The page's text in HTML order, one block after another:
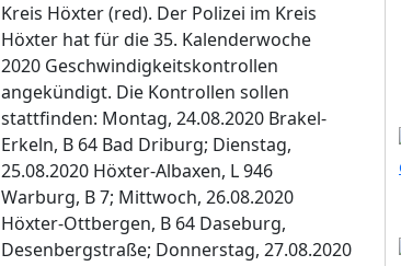
Kreis Höxter (red). Der Polizei im Kreis
Höxter hat für die 35. Kalenderwoche
2020 Geschwindigkeitskontrollen
angekündigt. Die Kontrollen sollen
stattfinden: Montag, 24.08.2020 Brakel-
Erkeln, B 64 Bad Driburg; Dienstag,
25.08.2020 Höxter-Albaxen, L 946
Warburg, B 7; Mittwoch, 26.08.2020
Höxter-Ottbergen, B 64 Daseburg,
Desenbergstraße; Donnerstag, 27.08.2020